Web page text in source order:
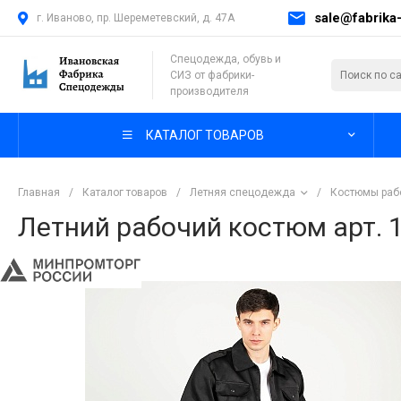
г. Иваново, пр. Шереметевский, д. 47А
Спецодежда, обувь и
СИЗ от фабрики-
производителя
КАТАЛОГ ТОВАРОВ
Главная / Каталог товаров / Летняя спецодежда / Костюмы
Летний рабочий костюм арт.